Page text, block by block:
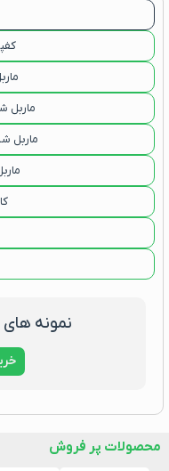
ماربل
نمونه های
محصولات پر فروش